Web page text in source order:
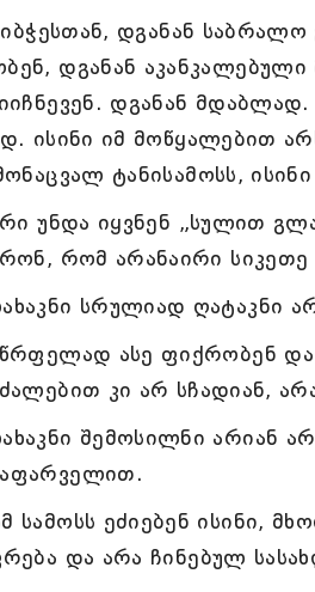
დგანან საბრალო
დგანან
დგანან
ისინი იმ მოწყალებით
ტანისამოსს,
უნდა იყვნენ „სულით
რომ არანაირი სიკეთე
სრულიად ღატაკნი
ასე ფიქრობენ
კი არ სჩადიან,
შემოსილნი არიან
სამოსს ეძიებენ ისინი,
და არა ჩინებულ